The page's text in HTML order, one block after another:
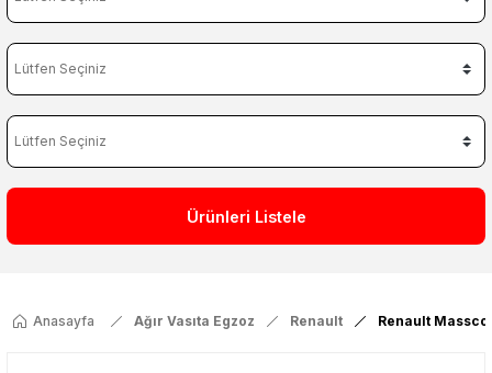
Ürünleri Listele
Anasayfa Ağır Vasıta Egzoz Renault Renault